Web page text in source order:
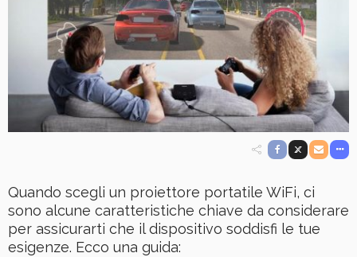
Quando scegli un proiettore portatile WiFi, ci
sono alcune caratteristiche chiave da considerare
per assicurarti che il dispositivo soddisfi le tue
esigenze. Ecco una guida: